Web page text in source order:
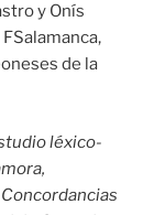
y Onís
de la
léxico-